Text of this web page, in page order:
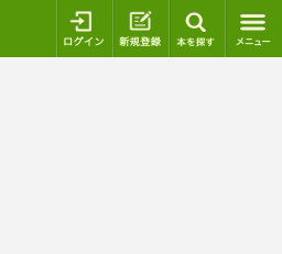
ログイン 新規登録